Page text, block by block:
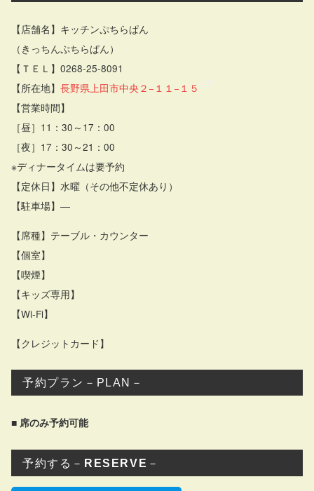
【店舗名】キッチンぷちらぱん
（きっちんぷちらぱん）
【ＴＥＬ】0268-25-8091
【所在地】 長野県上田市中央２−１１−１５
【営業時間】
［昼］11：30～17：00
［夜］17：30～21：00
※ディナータイムは要予約
【定休日】水曜（その他不定休あり）
【駐車場】―
【席種】テーブル・カウンター
【個室】
【喫煙】
【キッズ専用】
【Wi-Fi】
【クレジットカード】
予約プラン－PLAN－
■ 席のみ予約可能
予約する－ RESERVE －